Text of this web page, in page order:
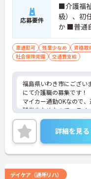
応募要件
■介護福
級）、初
か ■普通
車通勤可 残業少なめ 資格取
社会保険完備
交通費支給
福島県いわき市にござい
にて介護職の募集です！
マイカー通勤OKなので
残業少なめなので、ライ
可能です◎ご興味ある方
ど、さらに詳細をお話し
相談ください！
詳細を見る
デイケア（通所リハ）